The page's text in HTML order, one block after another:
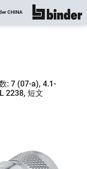
CHINA 显示所有
: 7 (07-a), 4.1-
2238, 短文